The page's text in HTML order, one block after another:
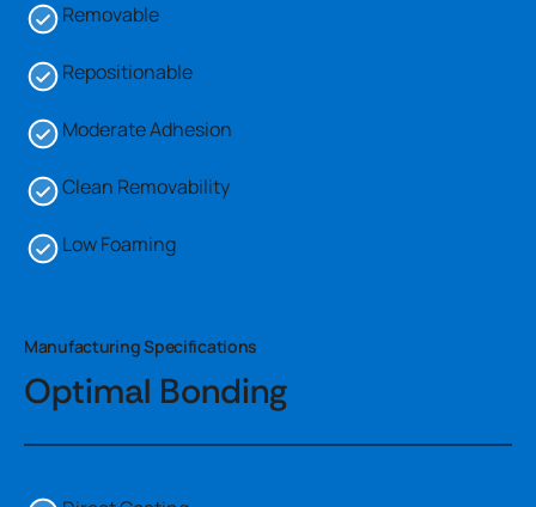
Removable
Repositionable
Moderate Adhesion
Clean Removability
Low Foaming
Manufacturing Specifications
Optimal Bonding